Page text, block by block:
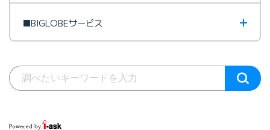
■BIGLOBEサービス